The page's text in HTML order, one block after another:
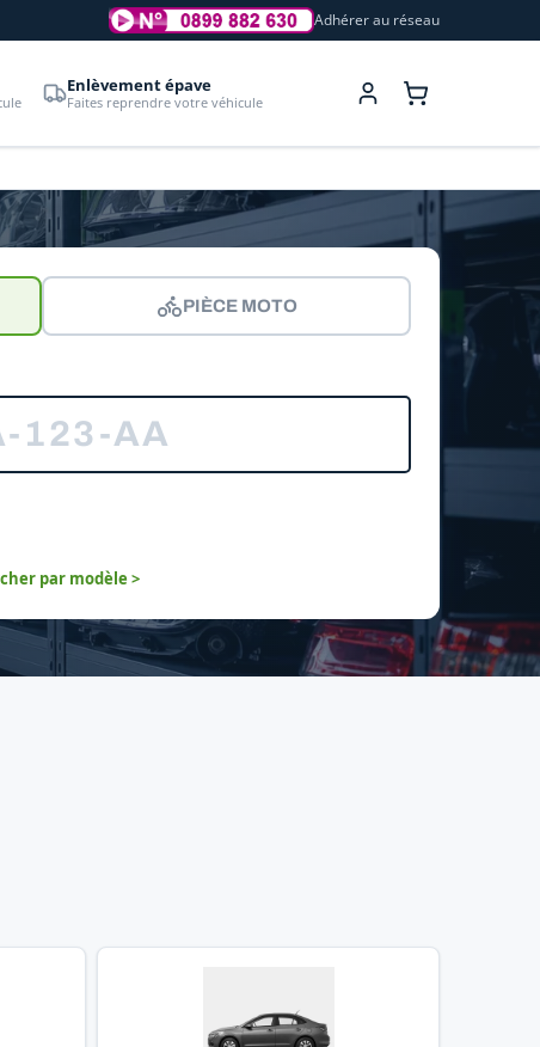
Adhérer au réseau
Enlèvement épave
Faites reprendre votre véhicule
PIÈCE MOTO
par modèle >